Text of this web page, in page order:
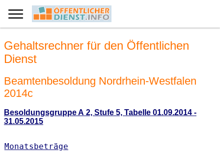
Gehaltsrechner für den Öffentlichen
Dienst
Beamtenbesoldung Nordrhein-Westfalen
2014c
Besoldungsgruppe A 2, Stufe 5, Tabelle 01.09.2014 -
31.05.2015
Monatsbeträge